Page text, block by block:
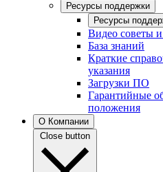
Ресурсы поддержки
Ресурсы
Видео советы
База знаний
Краткие
указания
Загрузки ПО
Гарантийные
положения
О Компании
Close button